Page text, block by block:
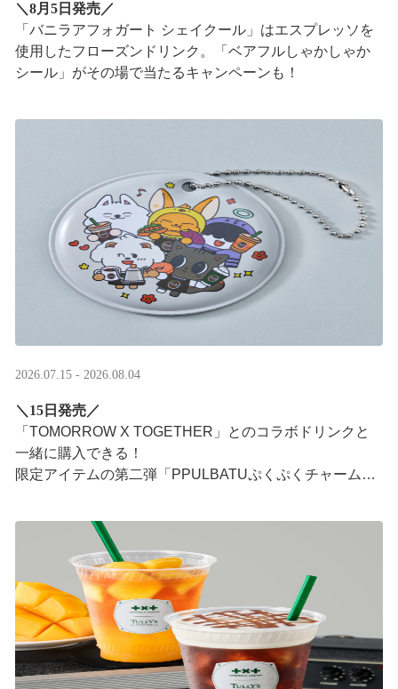
＼8月5日発売／
「バニラアフォガート シェイクール」はエスプレッソを
使用したフローズンドリンク。「ベアフルしゃかしゃか
シール」がその場で当たるキャンペーンも！
2026.07.15 - 2026.08.04
＼15日発売／
「TOMORROW X TOGETHER」とのコラボドリンクと
一緒に購入できる！​
限定アイテムの第二弾「PPULBATUぷくぷくチャーム」​